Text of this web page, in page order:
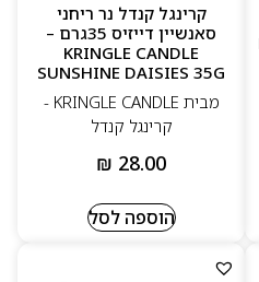
קרינגל קנדל נר ריחני
סאנשיין דייזיס 35גרם –
KRINGLE CANDLE
SUNSHINE DAISIES 35G
מבית KRINGLE CANDLE -
קרינגל קנדל
₪ 28.00
הוספה לסל